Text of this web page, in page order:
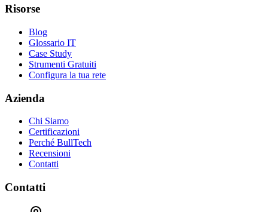
Risorse
Blog
Glossario IT
Case Study
Strumenti Gratuiti
Configura la tua rete
Azienda
Chi Siamo
Certificazioni
Perché BullTech
Recensioni
Contatti
Contatti